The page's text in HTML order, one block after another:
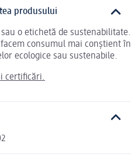
produsului
o etichetă de sustenabilitate.
consumul mai conștient în
ecologice sau sustenabile.
certificări.